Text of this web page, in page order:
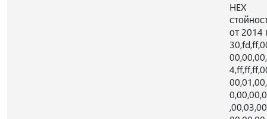
HEX
от 2014